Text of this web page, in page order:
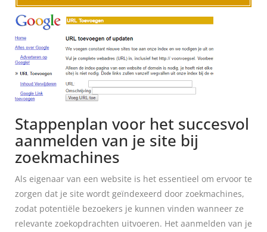
Stappenplan voor het succesvol
aanmelden van je site bij
zoekmachines
Als eigenaar van een website is het essentieel om ervoor te
zorgen dat je site wordt geïndexeerd door zoekmachines,
zodat potentiële bezoekers je kunnen vinden wanneer ze
relevante zoekopdrachten uitvoeren. Het aanmelden van je